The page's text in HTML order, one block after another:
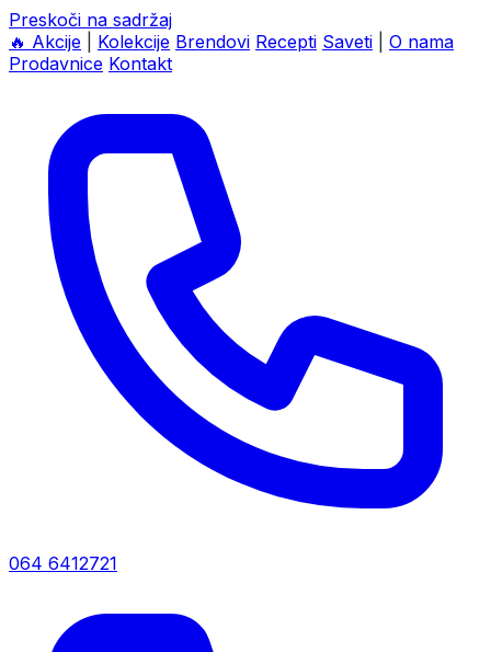
Preskoči na sadržaj
🔥 Akcije Kolekcije Brendovi Recepti Saveti
O nama
Prodavnice Kontakt
064 6412721